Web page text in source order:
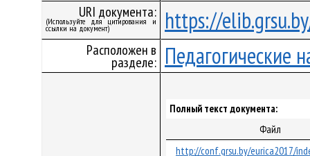
URI документа:
(Используйте для цитирования и
ссылки на документ) https://
Расположен в
разделе: Педагогические
Полный текст документа:
Файл
http://conf.grsu.by/eurica2017/